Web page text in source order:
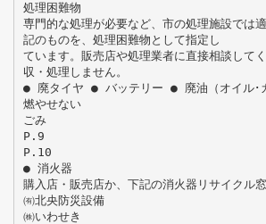
処理困難物
専門的な処理が必要など、市の処理施設では
記のものを、処理困難物として指定し
ています。販売店や処理業者に直接相談して
収・処理しません。
● 廃タイヤ ● バッテリー ● 廃油（オイル･ガ
燃やせない
ごみ
P.9
P.10
● 消火器
購入店・販売店か、下記の消火器リサイクル
㈲北央防災設備
㈱いわせき